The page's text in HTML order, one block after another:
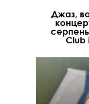
Джаз,
Club